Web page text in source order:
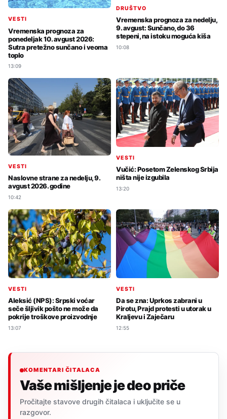
VESTI
Vremenska prognoza za
ponedeljak 10. avgust 2026:
Sutra pretežno sunčano i veoma
toplo
13:09
DRUŠTVO
Vremenska prognoza za nedelju,
9. avgust: Sunčano, do 36
stepeni, na istoku moguća kiša
10:08
VESTI
Naslovne strane za nedelju, 9.
avgust 2026. godine
10:42
VESTI
Vučić: Posetom Zelenskog Srbija
ništa nije izgubila
13:20
VESTI
Aleksić (NPS): Srpski voćar
seče šljivik pošto ne može da
pokrije troškove proizvodnje
13:07
VESTI
Da se zna: Uprkos zabrani u
Pirotu, Prajd protesti u utorak u
Kraljevu i Zaječaru
12:55
KOMENTARI ČITALACA
Vaše mišljenje je deo priče
Pročitajte stavove drugih čitalaca i uključite se u
razgovor.